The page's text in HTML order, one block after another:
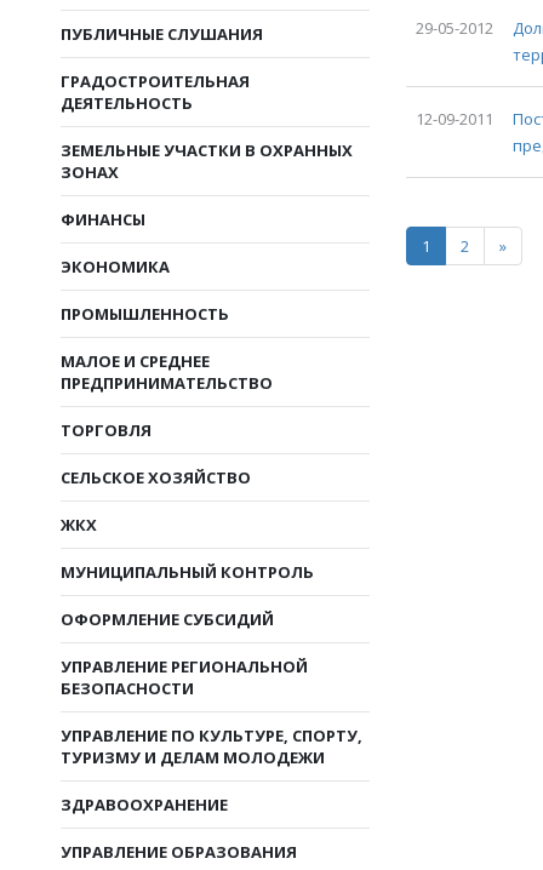
ПУБЛИЧНЫЕ СЛУШАНИЯ
ГРАДОСТРОИТЕЛЬНАЯ
ДЕЯТЕЛЬНОСТЬ
ЗЕМЕЛЬНЫЕ УЧАСТКИ В ОХРАННЫХ
ЗОНАХ
ФИНАНСЫ
ЭКОНОМИКА
ПРОМЫШЛЕННОСТЬ
МАЛОЕ И СРЕДНЕЕ
ПРЕДПРИНИМАТЕЛЬСТВО
ТОРГОВЛЯ
СЕЛЬСКОЕ ХОЗЯЙСТВО
ЖКХ
МУНИЦИПАЛЬНЫЙ КОНТРОЛЬ
ОФОРМЛЕНИЕ СУБСИДИЙ
УПРАВЛЕНИЕ РЕГИОНАЛЬНОЙ
БЕЗОПАСНОСТИ
УПРАВЛЕНИЕ ПО КУЛЬТУРЕ, СПОРТУ,
ТУРИЗМУ И ДЕЛАМ МОЛОДЕЖИ
ЗДРАВООХРАНЕНИЕ
УПРАВЛЕНИЕ ОБРАЗОВАНИЯ
29-05-2012
12-09-2011
1 2 »